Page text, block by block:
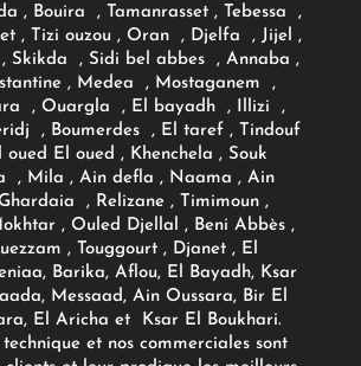
, Bouira , Tamanrasset , Tebessa ,
, Tizi ouzou , Oran , Djelfa , Jijel ,
Skikda , Sidi bel abbes , Annaba ,
, Medea , Mostaganem ,
, Ouargla , El bayadh , Illizi ,
, Boumerdes , El taref , Tindouf
oued El oued , Khenchela , Souk
, Mila , Ain defla , Naama , Ain
, Relizane , Timimoun ,
, Ouled Djellal , Beni Abbès ,
, Touggourt , Djanet , El
Barika, Aflou, El Bayadh, Ksar
Messaad, Ain Oussara, Bir El
El Aricha et Ksar El Boukhari.
et nos commerciales sont